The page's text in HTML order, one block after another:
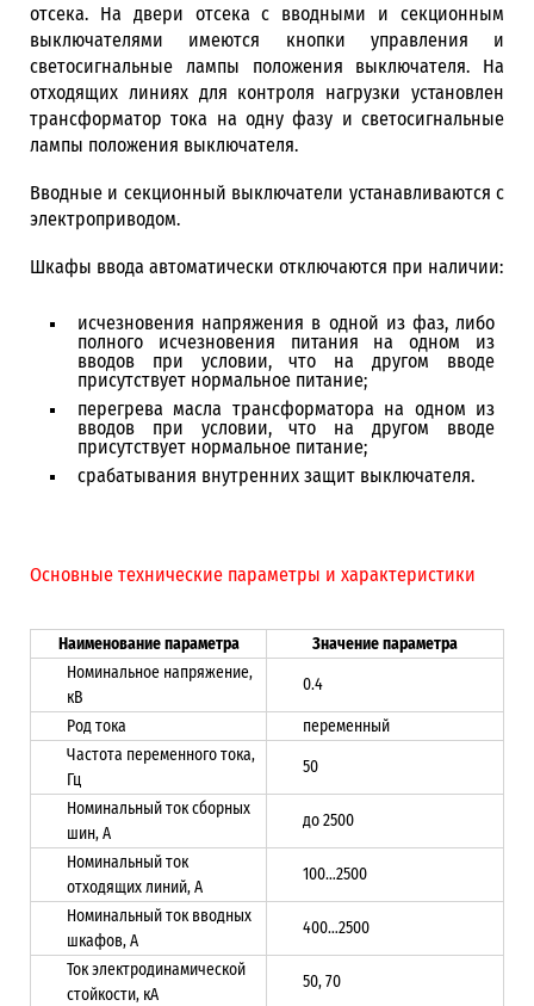
отсека. На двери отсека с вводными и секционным
выключателями имеются кнопки управления и
светосигнальные лампы положения выключателя. На
отходящих линиях для контроля нагрузки установлен
трансформатор тока на одну фазу и светосигнальные
лампы положения выключателя.
Вводные и секционный выключатели устанавливаются с
электроприводом.
Шкафы ввода автоматически отключаются при наличии:
исчезновения напряжения в одной из фаз, либо
полного исчезновения питания на одном из
вводов при условии, что на другом вводе
присутствует нормальное питание;
перегрева масла трансформатора на одном из
вводов при условии, что на другом вводе
присутствует нормальное питание;
срабатывания внутренних защит выключателя.
Основные технические параметры и характеристики
Наименование параметра
Значение параметра
Номинальное напряжение,
кВ
0.4
Род тока
переменный
Частота переменного тока,
Гц
50
Номинальный ток сборных
шин, А
до 2500
Номинальный ток
отходящих линий, А
100…2500
Номинальный ток вводных
шкафов, А
400…2500
Ток электродинамической
стойкости, кА
50, 70